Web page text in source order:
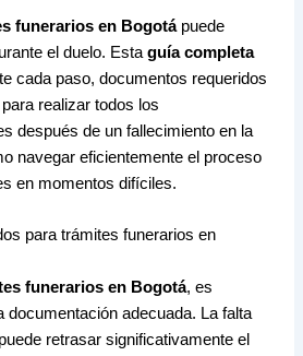
funerarios en Bogotápuede
el duelo. Estaguía completa
cada paso, documentos requeridos
realizar todos los
después de un fallecimiento en la
navegar eficientemente el proceso
en momentos difíciles.
para trámites funerarios en
funerarios en Bogotá, es
documentación adecuada. La falta
retrasar significativamente el